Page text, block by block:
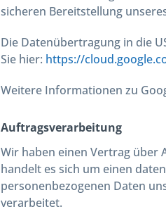
sicheren Bereitstellung
Die Datenübertragung in die
Sie hier: https://
Weitere Informationen zu
Auftragsverarbeitung
Wir haben einen Vertrag über
handelt es sich um einen
personenbezogenen Daten
verarbeitet.